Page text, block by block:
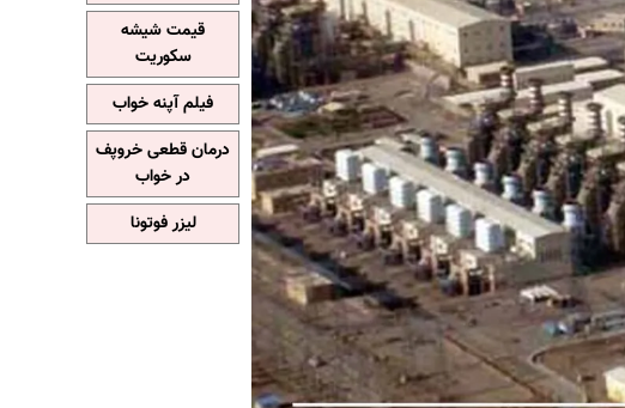
قیمت شیشه
سکوریت
فیلم آپنه خواب
درمان قطعی خروپف
در خواب
لیزر فوتونا